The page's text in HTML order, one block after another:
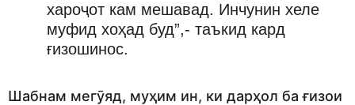
хароҷот кам мешавад. Инчунин хеле
муфид хоҳад буд”,- таъкид кард
ғизошинос.
Шабнам мегӯяд, муҳим ин, ки дарҳол ба ғизои